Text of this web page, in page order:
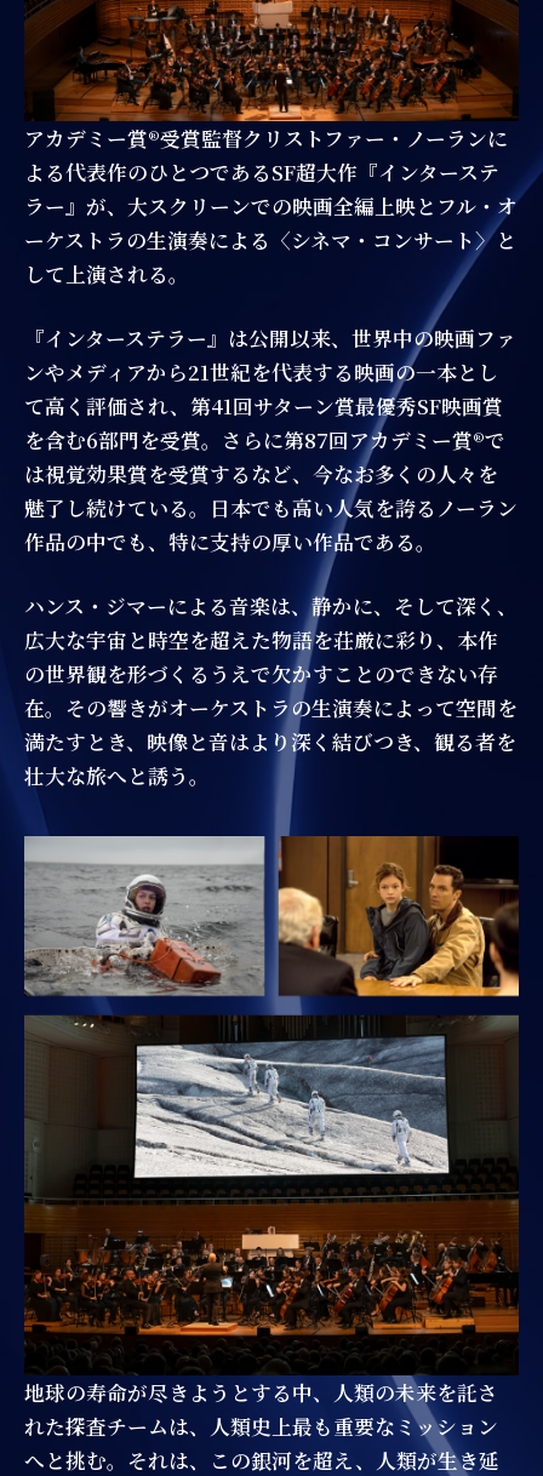
アカデミー賞®受賞監督クリストファー・ノーランに
よる代表作のひとつであるSF超大作『インターステ
ラー』が、大スクリーンでの映画全編上映とフル・オ
ーケストラの生演奏による〈シネマ・コンサート〉と
して上演される。
『インターステラー』は公開以来、世界中の映画ファ
ンやメディアから21世紀を代表する映画の一本とし
て高く評価され、第41回サターン賞最優秀SF映画賞
を含む6部門を受賞。さらに第87回アカデミー賞®で
は視覚効果賞を受賞するなど、今なお多くの人々を
魅了し続けている。日本でも高い人気を誇るノーラン
作品の中でも、特に支持の厚い作品である。
ハンス・ジマーによる音楽は、静かに、そして深く、
広大な宇宙と時空を超えた物語を荘厳に彩り、本作
の世界観を形づくるうえで欠かすことのできない存
在。その響きがオーケストラの生演奏によって空間を
満たすとき、映像と音はより深く結びつき、観る者を
壮大な旅へと誘う。
地球の寿命が尽きようとする中、人類の未来を託さ
れた探査チームは、人類史上最も重要なミッション
へと挑む。それは、この銀河を超え、人類が生き延